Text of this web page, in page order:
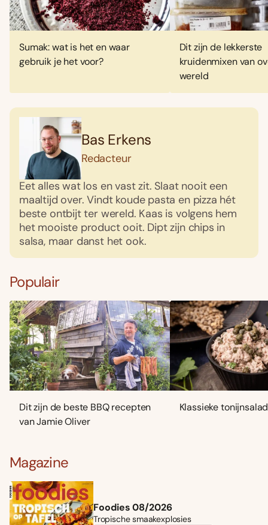
Sumak: wat is het en waar
gebruik je het voor?
Dit zijn de lekkerste
kruidenmixen van
wereld
Bas Erkens
Redacteur
Eet alles wat los en vast zit. Slaat nooit een
maaltijd over. Vindt koude pasta en pizza hét
beste ontbijt ter wereld. Kaas is volgens hem
het mooiste product ooit. Dipt zijn chips in
salsa, maar danst het ook.
Populair
Dit zijn de beste BBQ recepten
van Jamie Oliver
Klassieke
Magazine
Foodies 08/2026
Tropische smaakexplosies